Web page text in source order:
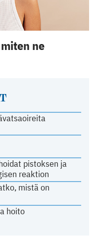
pistoksen ja
reaktion
mistä on
hoito
ne